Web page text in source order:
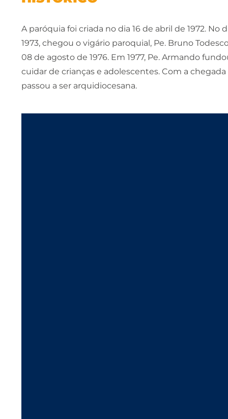
A paróquia foi criada no dia 16 de abril de 1972.
1973, chegou o vigário paroquial, Pe. Bruno
08 de agosto de 1976. Em 1977, Pe. Armando
cuidar de crianças e adolescentes. Com a
passou a ser arquidiocesana.